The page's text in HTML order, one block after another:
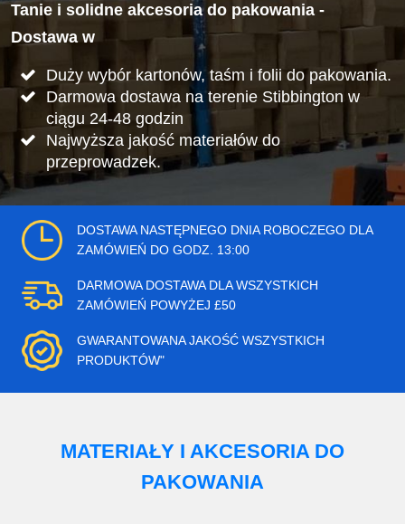
Tanie i solidne akcesoria do pakowania -
Dostawa w
Duży wybór kartonów, taśm i folii do pakowania.
Darmowa dostawa na terenie Stibbington w
ciągu 24-48 godzin
Najwyższa jakość materiałów do
przeprowadzek.
DOSTAWA NASTĘPNEGO DNIA ROBOCZEGO DLA
ZAMÓWIEŃ DO GODZ. 13:00
DARMOWA DOSTAWA DLA WSZYSTKICH
ZAMÓWIEŃ POWYŻEJ £50
GWARANTOWANA JAKOŚĆ WSZYSTKICH
PRODUKTÓW"
MATERIAŁY I AKCESORIA DO
PAKOWANIA